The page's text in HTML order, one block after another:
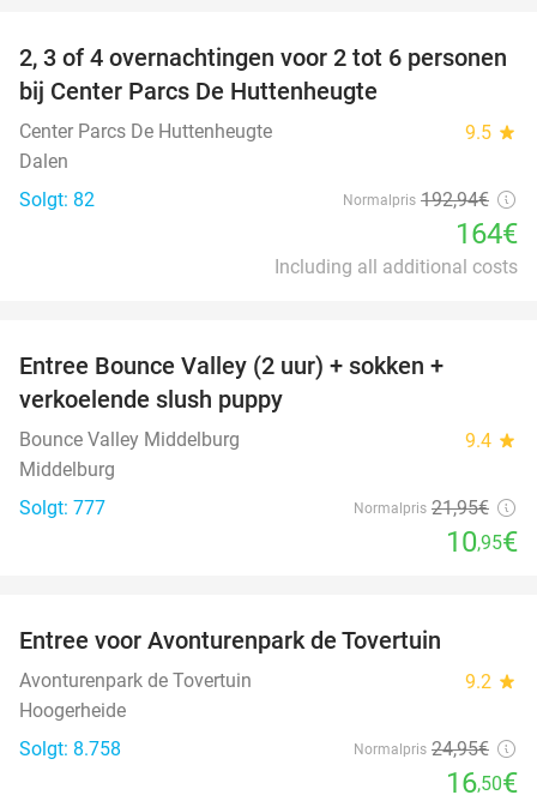
15%
2, 3 of 4 overnachtingen voor 2 tot 6 personen
bij Center Parcs De Huttenheugte
Center Parcs De Huttenheugte 9.5 star
Dalen
Solgt: 82
Normalpris 192,94€
164€
Including all additional costs
Entree Bounce Valley (2 uur) + sokken +
verkoelende slush puppy
Bounce Valley Middelburg 9.4 star
Middelburg
Solgt: 777
Normalpris 21,95€
10,95€
Entree voor Avonturenpark de Tovertuin
Avonturenpark de Tovertuin 9.2 star
Hoogerheide
Solgt: 8.758
Normalpris 24,95€
16,50€